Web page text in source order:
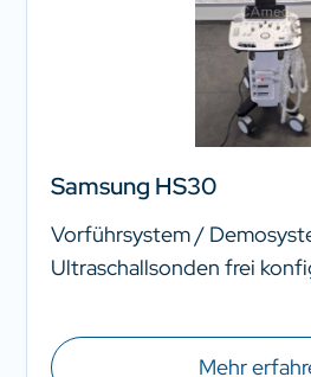
Samsung HS30
Vorführsystem /
Ultraschallsonden frei
Mehr